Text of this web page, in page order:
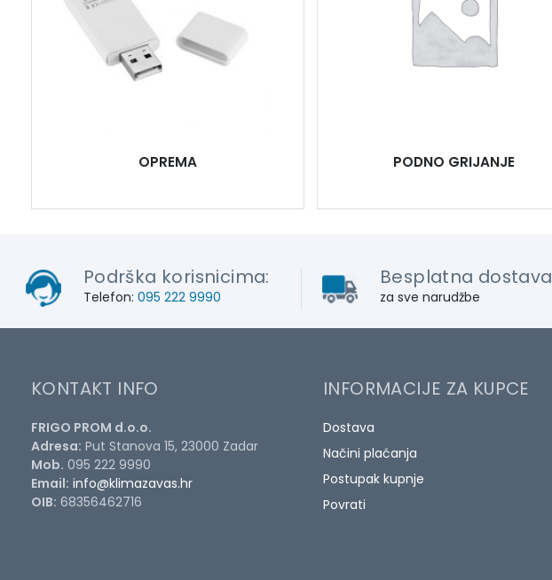
OPREMA PODNO GRIJANJE
Podrška korisnicima:
Telefon: 095 222 9990
Besplatna dostava
za sve narudžbe
KONTAKT INFO
FRIGO PROM d.o.o.
Adresa: Put Stanova 15, 23000 Zadar
Mob. 095 222 9990
Email: info@klimazavas.hr
OIB: 68356462716
INFORMACIJE ZA KUPCE
Dostava
Načini plaćanja
Postupak kupnje
Povrati